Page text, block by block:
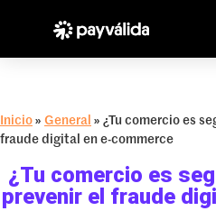
Inicio » General » ¿Tu comercio es
fraude digital en e-commerce
¿Tu comercio es
prevenir el fraude